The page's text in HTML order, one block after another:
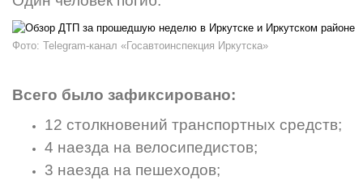
Фото: Telegram-канал «Госавтоинспекция Иркутска»
Всего было зафиксировано:
12 столкновений транспортных средств;
4 наезда на велосипедистов;
3 наезда на пешеходов;